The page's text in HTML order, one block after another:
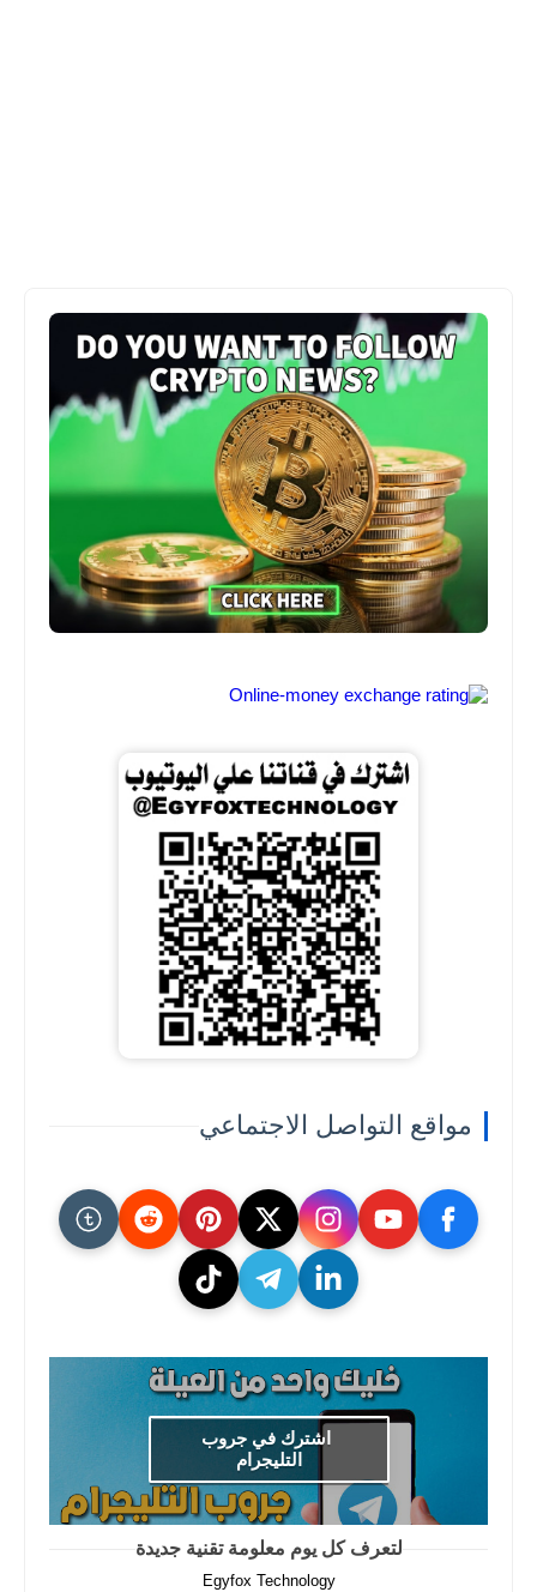
مواقع التواصل الاجتماعي
اشترك في جروب
التليجرام
لتعرف كل يوم معلومة تقنية جديدة
Egyfox Technology